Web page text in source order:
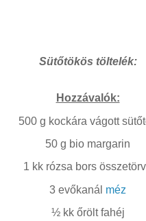
Sütőtökös töltelék:
Hozzávalók:
500 g kockára vágott
50 g bio margarin
1 kk rózsa bors
3 evőkanál méz
½ kk őrölt fahéj